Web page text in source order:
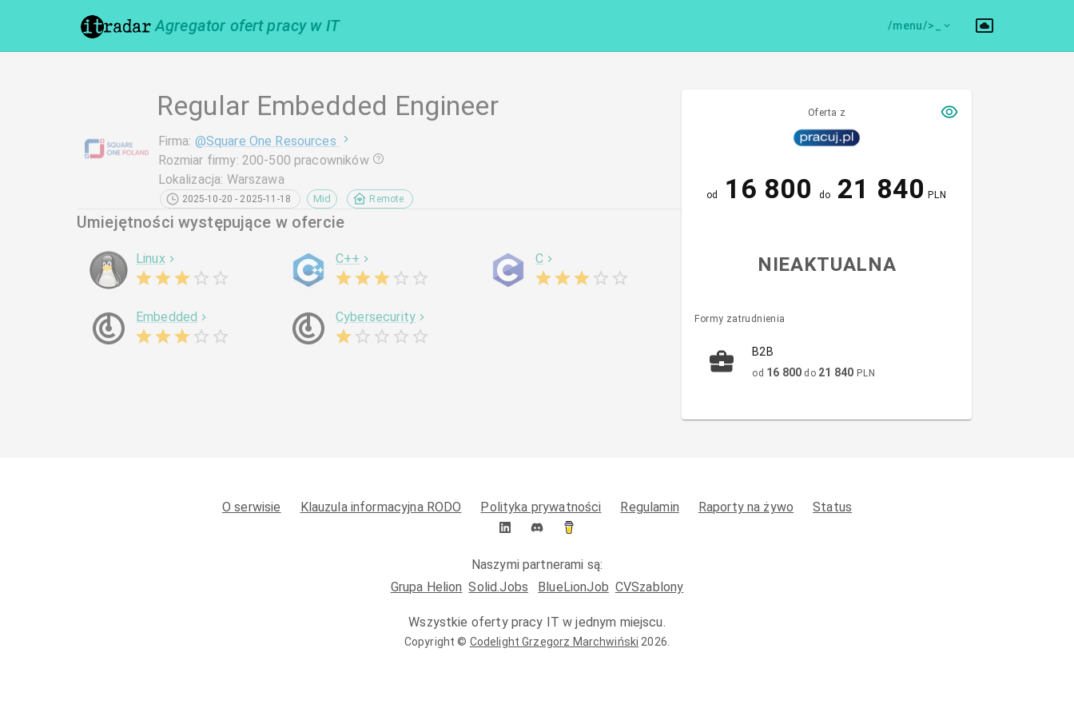
Agregator ofert pracy w IT /menu/>
Regular Embedded Engineer
Firma: @Square One Resources
Rozmiar firmy: 200-500 pracowników
Lokalizacja: Warszawa
2025-10-20 - 2025-11-18 Mid Remote
Umiejętności występujące w ofercie
Linux C++ C
Embedded Cybersecurity
Oferta z
od 16 800 do 21 840 PLN
NIEAKTUALNA
Formy zatrudnienia
B2B
od 16 800 do 21 840 PLN
O serwisie Klauzula informacyjna RODO Polityka prywatności Regulamin Raporty na żywo Status
Naszymi partnerami są:
Grupa Helion Solid.Jobs BlueLionJob CVSzablony
Wszystkie oferty pracy IT w jednym miejscu.
Copyright © Codelight Grzegorz Marchwiński 2026